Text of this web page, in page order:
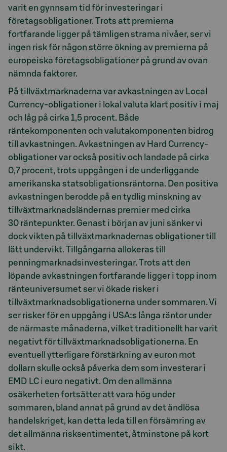
varit en gynnsam tid för investeringar i
företagsobligationer. Trots att premierna
fortfarande ligger på tämligen strama nivåer, ser vi
ingen risk för någon större ökning av premierna på
europeiska företagsobligationer på grund av ovan
nämnda faktorer.
På tillväxtmarknaderna var avkastningen av Local
Currency-obligationer i lokal valuta klart positiv i maj
och låg på cirka 1,5 procent. Både
räntekomponenten och valutakomponenten bidrog
till avkastningen. Avkastningen av Hard Currency-
obligationer var också positiv och landade på cirka
0,7 procent, trots uppgången i de underliggande
amerikanska statsobligationsräntorna. Den positiva
avkastningen berodde på en tydlig minskning av
tillväxtmarknadsländernas premier med cirka
30 räntepunkter. Genast i början av juni sänker vi
dock vikten på tillväxtmarknadernas obligationer till
lätt undervikt. Tillgångarna allokeras till
penningmarknadsinvesteringar. Trots att den
löpande avkastningen fortfarande ligger i topp inom
ränteuniversumet ser vi ökade risker i
tillväxtmarknadsobligationerna under sommaren. Vi
ser risker för en uppgång i USA:s långa räntor under
de närmaste månaderna, vilket traditionellt har varit
negativt för tillväxtmarknadsobligationerna. En
eventuell ytterligare förstärkning av euron mot
dollarn skulle också påverka dem som investerar i
EMD LC i euro negativt. Om den allmänna
osäkerheten fortsätter att vara hög under
sommaren, bland annat på grund av det ändlösa
handelskriget, kan detta leda till en försämring av
det allmänna risksentimentet, åtminstone på kort
sikt.